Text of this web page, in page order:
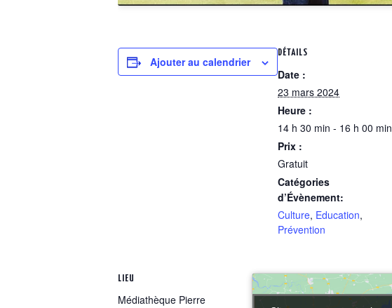
Ajouter au calendrier
DÉTAILS
Date :
23 mars 2024
Heure :
14 h 30 min - 16 h 00 min
Prix :
Gratuit
Catégories
d’Évènement:
Culture, Education,
Prévention
LIEU
Médiathèque Pierre